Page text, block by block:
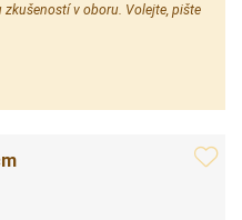
v oboru. Volejte, pište